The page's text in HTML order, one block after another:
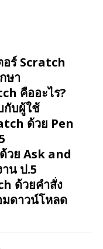
อร์ Scratch
ษา
คืออะไร?
กับผู้ใช้
ด้วย Pen
วย Ask and
น ป.5
ด้วยคำสั่ง
มดาวน์โหลด